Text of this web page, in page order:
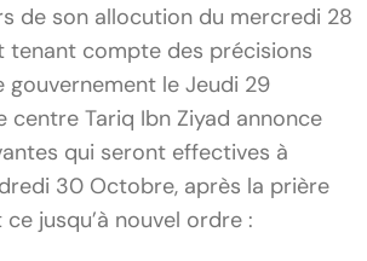
de son allocution du mercredi 28
compte des précisions
gouvernement le Jeudi 29
centre Tariq Ibn Ziyad annonce
qui seront effectives à
30 Octobre, après la prière
jusqu’à nouvel ordre :